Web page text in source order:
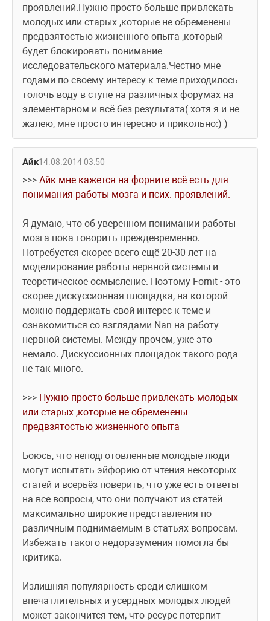
проявлений.Нужно просто больше привлекать
молодых или старых ,которые не обременены
предвзятостью жизненного опыта ,который
будет блокировать понимание
исследовательского материала.Честно мне
годами по своему интересу к теме приходилось
толочь воду в ступе на различных форумах на
элементарном и всё без результата( хотя я и не
жалею, мне просто интересно и прикольно:) )
Айк14.08.2014 03:50
>>> Айк мне кажется на форните всё есть для
понимания работы мозга и псих. проявлений.
Я думаю, что об уверенном понимании работы
мозга пока говорить преждевременно.
Потребуется скорее всего ещё 20-30 лет на
моделирование работы нервной системы и
теоретическое осмысление. Поэтому Fornit - это
скорее дискуссионная площадка, на которой
можно поддержать свой интерес к теме и
ознакомиться со взглядами Nan на работу
нервной системы. Между прочем, уже это
немало. Дискуссионных площадок такого рода
не так много.
>>> Нужно просто больше привлекать молодых
или старых ,которые не обременены
предвзятостью жизненного опыта
Боюсь, что неподготовленные молодые люди
могут испытать эйфорию от чтения некоторых
статей и всерьёз поверить, что уже есть ответы
на все вопросы, что они получают из статей
максимально широкие представления по
различным поднимаемым в статьях вопросам.
Избежать такого недоразумения помогла бы
критика.
Излишняя популярность среди слишком
впечатлительных и усердных молодых людей
может закончится тем, что ресурс потерпит